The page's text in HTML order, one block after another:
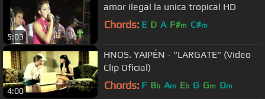
5:03
amor ilegal la unica tropical HD
Chords: E D A F#m C#m
4:00
HNOS. YAIPÉN - "LARGATE" (Video
Clip Oficial)
Chords: F Bb Am Eb G Gm Dm